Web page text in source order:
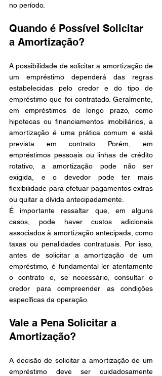
no período.
Quando é Possível Solicitar
a Amortização?
A possibilidade de solicitar a amortização de
um empréstimo dependerá das regras
estabelecidas pelo credor e do tipo de
empréstimo que foi contratado. Geralmente,
em empréstimos de longo prazo, como
hipotecas ou financiamentos imobiliários, a
amortização é uma prática comum e está
prevista em contrato. Porém, em
empréstimos pessoais ou linhas de crédito
rotativo, a amortização pode não ser
exigida, e o devedor pode ter mais
flexibilidade para efetuar pagamentos extras
ou quitar a dívida antecipadamente.
É importante ressaltar que, em alguns
casos, pode haver custos adicionais
associados à amortização antecipada, como
taxas ou penalidades contratuais. Por isso,
antes de solicitar a amortização de um
empréstimo, é fundamental ler atentamente
o contrato e, se necessário, consultar o
credor para compreender as condições
específicas da operação.
Vale a Pena Solicitar a
Amortização?
A decisão de solicitar a amortização de um
empréstimo deve ser cuidadosamente